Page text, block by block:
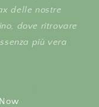
delle nostre
dove ritrovare
più vera